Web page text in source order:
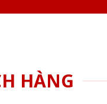
HÀNG